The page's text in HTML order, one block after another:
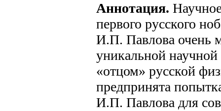
Аннотация.
первого русского
И.П. Павлова очень
уникальной
«отцом» русской
предпринята
И.П. Павлова для